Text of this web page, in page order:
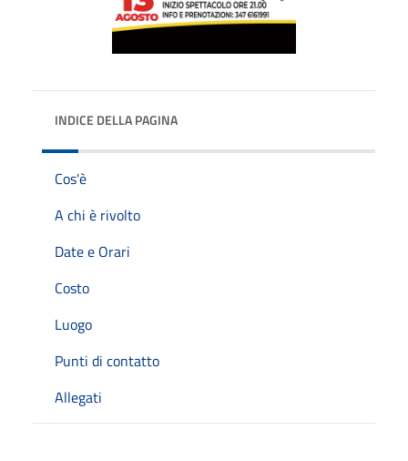
INDICE DELLA PAGINA
Cos'è
A chi è rivolto
Date e Orari
Costo
Luogo
Punti di contatto
Allegati